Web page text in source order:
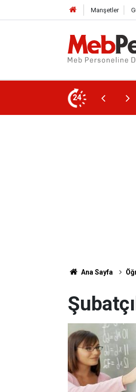
Manşetler
24
Görevlilerinin Taşıması Gereken
Ana Sayfa